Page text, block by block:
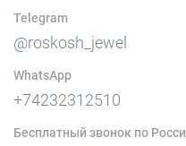
Telegram
@roskosh_jewel
WhatsApp
+74232312510
Бесплатный звонок по